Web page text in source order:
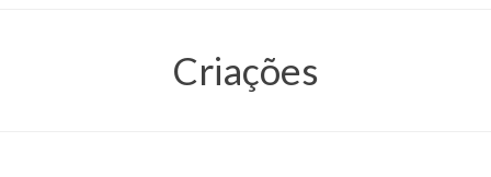
Criações